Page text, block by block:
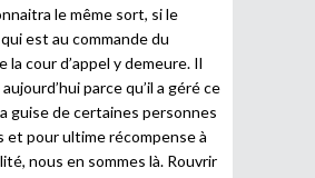
le même sort, si le
est au commande du
la cour d’appel y demeure. Il
parce qu’il a géré ce
guise de certaines personnes
et pour ultime récompense à
nous en sommes là. Rouvrir